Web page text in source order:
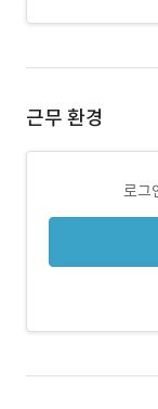
근무 환경
로그